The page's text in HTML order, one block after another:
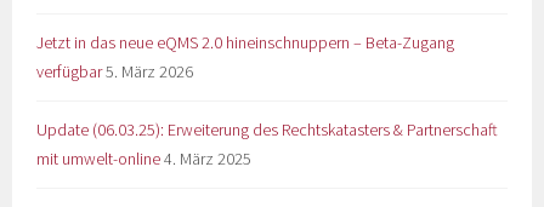
Jetzt in das neue eQMS 2.0 hineinschnuppern – Beta-Zugang
verfügbar5. März 2026
Update (06.03.25): Erweiterung des Rechtskatasters & Partnerschaft
mit umwelt-online4. März 2025